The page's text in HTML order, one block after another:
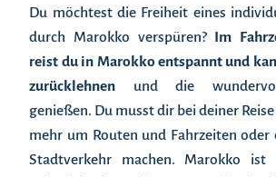
Du möchtest die Freiheit eines
durch Marokko verspüren? Im
reist du in Marokko entspannt und
zurücklehnen und die
genießen. Du musst dir bei deiner
mehr um Routen und Fahrzeiten oder
Stadtverkehr machen. Marokko ist ein besonderes